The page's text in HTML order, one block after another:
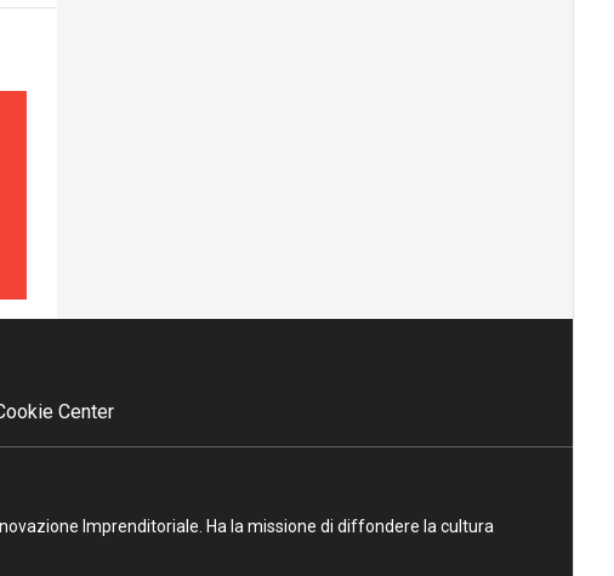
Center
Imprenditoriale. Ha la missione di diffondere la cultura